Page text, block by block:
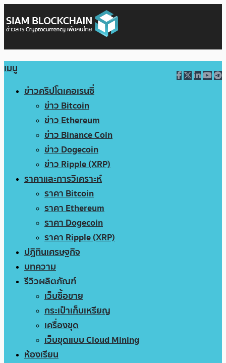
เมนู
ข่าวคริปโตเคอเรนซี่
ข่าว Bitcoin
ข่าว Ethereum
ข่าว Binance Coin
ข่าว Dogecoin
ข่าว Ripple (XRP)
ราคาและการวิเคราะห์
ราคา Bitcoin
ราคา Ethereum
ราคา Dogecoin
ราคา Ripple (XRP)
ปฏิทินเศรษฐกิจ
บทความ
รีวิวผลิตภัณฑ์
เว็บซื้อขาย
กระเป๋าเก็บเหรียญ
เครื่องขุด
เว็บขุดแบบ Cloud Mining
ห้องเรียน